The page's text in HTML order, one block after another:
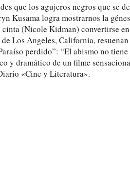
que los agujeros negros que se
Kusama logra mostrarnos la
(Nicole Kidman) convertirse
Los Angeles, California,
perdido”: “El abismo no
y dramático de un filme
«Cine y Literatura».